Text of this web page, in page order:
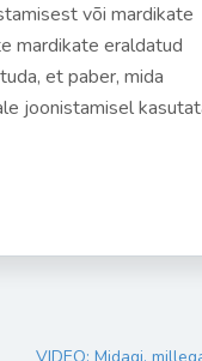
või mardikate
mardikate eraldatud
et paber, mida
joonistamisel